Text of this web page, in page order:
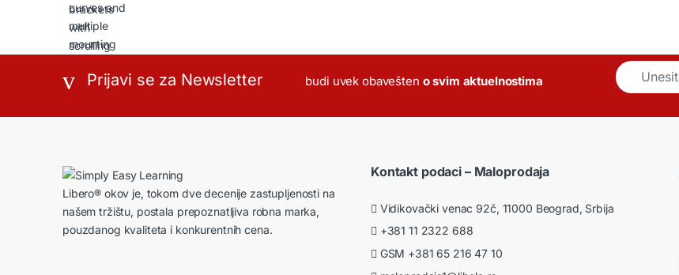
Prijavi se za Newsletter budi uvek obavešten o svim aktuelnostima
E
m
i
Libero® okov je, tokom dve decenije zastupljenosti na
našem tržištu, postala prepoznatljiva robna marka,
pouzdanog kvaliteta i konkurentnih cena.
Kontakt podaci – Maloprodaja
Vidikovački venac 92č, 11000 Beograd, Srbija
+381 11 2322 688
GSM +381 65 216 47 10